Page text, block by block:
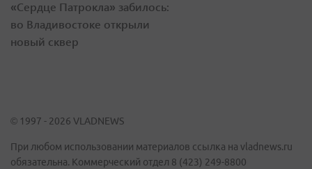
«Сердце Патрокла» забилось:
во Владивостоке открыли
новый сквер
© 1997 - 2026 VLADNEWS
При любом использовании материалов ссылка на vladnews.ru
обязательна. Коммерческий отдел 8 (423) 249-8800